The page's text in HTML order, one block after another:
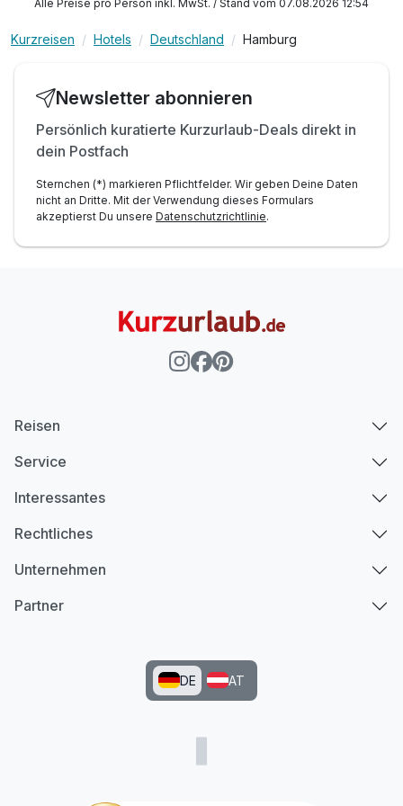
Alle Preise pro Person inkl. MwSt. / Stand vom 07.08.2026 12:54
Kurzreisen Hotels Deutschland Hamburg
Newsletter abonnieren
Persönlich kuratierte Kurzurlaub-Deals direkt in
dein Postfach
Sternchen (*) markieren Pflichtfelder. Wir geben Deine Daten
nicht an Dritte. Mit der Verwendung dieses Formulars
akzeptierst Du unsere Datenschutzrichtlinie.
Reisen
Service
Interessantes
Rechtliches
Unternehmen
Partner
DE AT